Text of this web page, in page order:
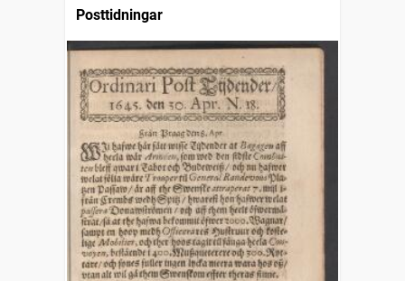
Posttidningar